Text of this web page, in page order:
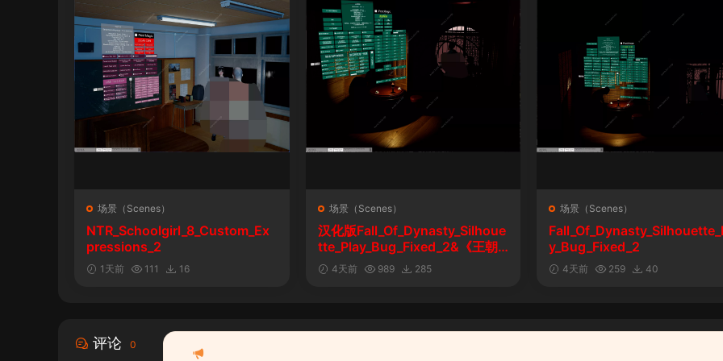
场景（Scenes）
NTR_Schoolgirl_8_Custom_Ex
pressions_2
1天前 111 16
场景（Scenes）
汉化版Fall_Of_Dynasty_Silhoue
tte_Play_Bug_Fixed_2&《王朝
陨落》剪影玩法修复版
4天前 989 285
场景（Scenes）
y_Bug_Fixed_2
4天前 259 40
评论 0